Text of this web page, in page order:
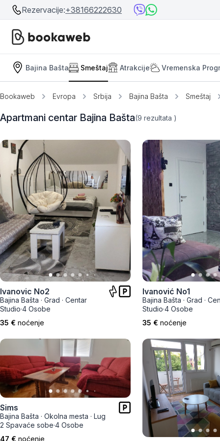
Rezervacije:+38166222630
Srbija
Bosna i Hercegovina
Crna Gora
Srbija
Beograd
Niš
Srebrno jezero
Prolom Banja
Užice
Smederevo
Čačak
Pančevo
Vranje
Paraćin
Srbobran
Inđija
Ruma
Sremski Karlovci
Bajina Bašta Smeštaj Atrakcije Vremenska
Bookaweb Evropa Srbija Bajina Bašta Smeštaj
Apartmani centar Bajina Bašta(9 rezultata )
Ivanovic No2
Bajina Bašta · Grad · Centar
Studio·4 Osobe
35 € noćenje
Ivanović No1
Bajina Bašta · Grad ·
Studio·4 Osobe
35 € noćenje
Sims
Bajina Bašta · Okolna mesta · Lug
2 Spavaće sobe·4 Osobe
47 € noćenje